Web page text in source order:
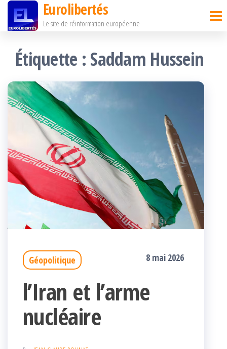
Passer
contenu
Eurolibertés
Le site de réinformation européenne
Étiquette : Saddam Hussein
Géopolitique 8 mai 2026
l’Iran et l’arme
nucléaire